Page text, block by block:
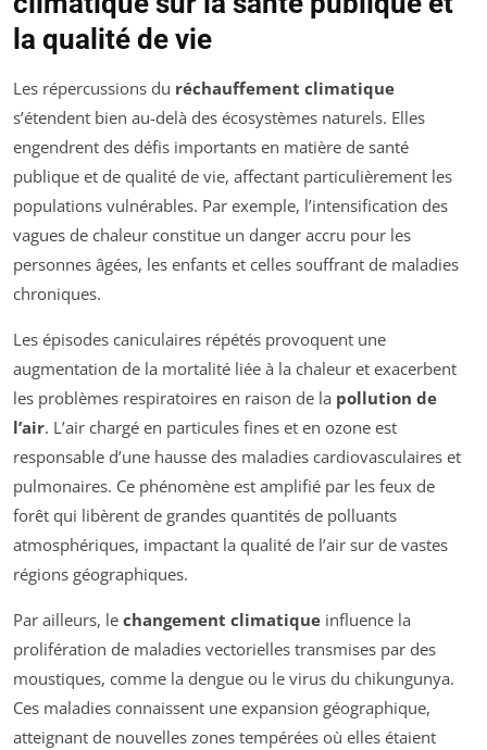
la qualité de vie
Les répercussions du réchauffement climatique
s’étendent bien au-delà des écosystèmes naturels. Elles
engendrent des défis importants en matière de santé
publique et de qualité de vie, affectant particulièrement les
populations vulnérables. Par exemple, l’intensification des
vagues de chaleur constitue un danger accru pour les
personnes âgées, les enfants et celles souffrant de maladies
chroniques.
Les épisodes caniculaires répétés provoquent une
augmentation de la mortalité liée à la chaleur et exacerbent
les problèmes respiratoires en raison de la pollution de
l’air. L’air chargé en particules fines et en ozone est
responsable d’une hausse des maladies cardiovasculaires et
pulmonaires. Ce phénomène est amplifié par les feux de
forêt qui libèrent de grandes quantités de polluants
atmosphériques, impactant la qualité de l’air sur de vastes
régions géographiques.
Par ailleurs, le changement climatique influence la
prolifération de maladies vectorielles transmises par des
moustiques, comme la dengue ou le virus du chikungunya.
Ces maladies connaissent une expansion géographique,
atteignant de nouvelles zones tempérées où elles étaient